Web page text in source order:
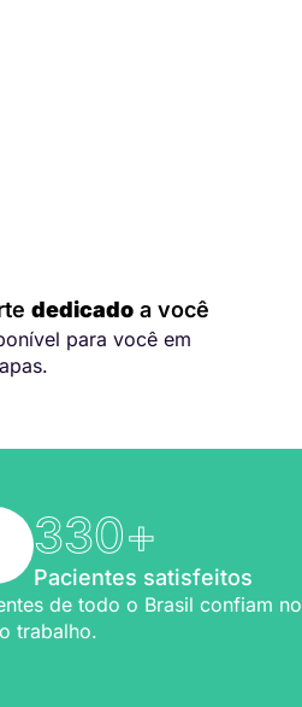
dedicado a você
para você em
330+
Pacientes satisfeitos
de todo o Brasil confiam no
trabalho.